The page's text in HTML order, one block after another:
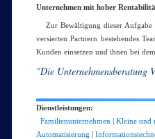
Unternehmen mit hoher
Zur Bewältigung dieser
versierten Partnern bestehendes
Kunden einsetzen und ihnen bei
"Die Unternehmensberatung
Dienstleistungen:
Familienunternehmen | Kleine und
Automatisierung |